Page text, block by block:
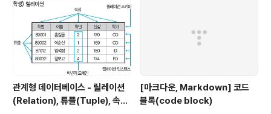
관계형 데이터베이스 - 릴레이션
(Relation), 튜플(Tuple), 속성
[마크다운, Markdown] 코드
블록(code block)